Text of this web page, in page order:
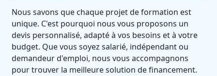
Nous savons que chaque projet de formation est
unique. C'est pourquoi nous vous proposons un
devis personnalisé, adapté à vos besoins et à votre
budget. Que vous soyez salarié, indépendant ou
demandeur d'emploi, nous vous accompagnons
pour trouver la meilleure solution de financement.